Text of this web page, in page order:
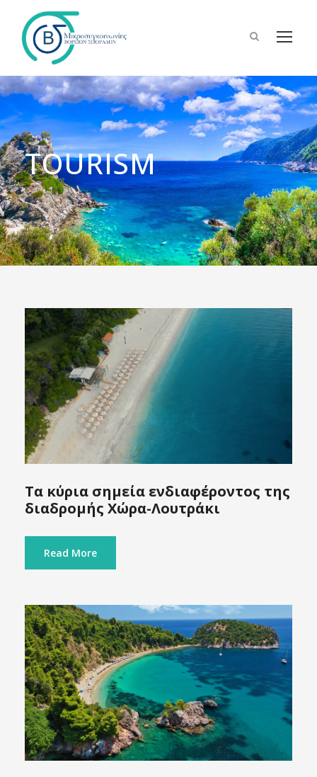
TOURISM
Τα κύρια σημεία ενδιαφέροντος της
διαδρομής Χώρα-Λουτράκι
Read More